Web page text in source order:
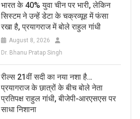
भारत के 40% युवा चीन पर भारी, लेकिन
सिस्टम ने उन्हें डेटा के चक्रव्यूह में फंसा
रखा है, प्रयागराज में बोले राहुल गांधी
August 8, 2026
Dr. Bhanu Pratap Singh
रील्स 21वीं सदी का नया नशा है…
प्रयागराज के छात्रों के बीच बोले नेता
प्रतिपक्ष राहुल गांधी, बीजेपी-आरएसएस पर
साधा निशाना